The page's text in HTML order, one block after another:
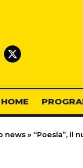
HOME
news » “Poesia”, il